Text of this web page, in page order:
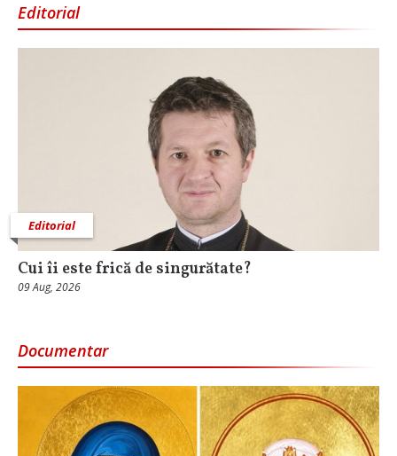
Editorial
Editorial
Cui îi este frică de singurătate?
09 Aug, 2026
Documentar